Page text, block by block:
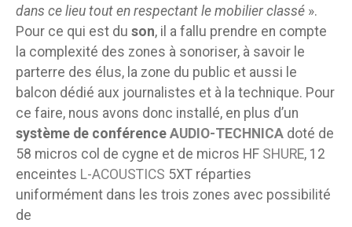
dans ce lieu tout en respectant le mobilier classé ».
Pour ce qui est du son, il a fallu prendre en compte
la complexité des zones à sonoriser, à savoir le
parterre des élus, la zone du public et aussi le
balcon dédié aux journalistes et à la technique. Pour
ce faire, nous avons donc installé, en plus d’un
système de conférence AUDIO-TECHNICA doté de
58 micros col de cygne et de micros HF SHURE, 12
enceintes L-ACOUSTICS 5XT réparties
uniformément dans les trois zones avec possibilité
de